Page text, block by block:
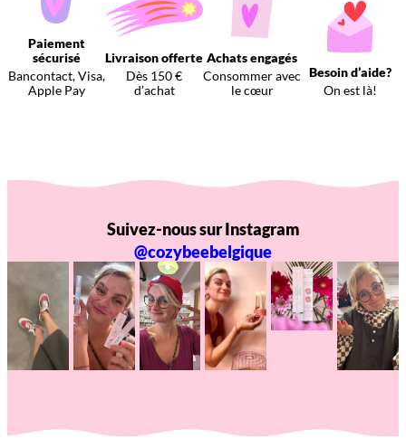
Paiement
sécurisé
Bancontact, Visa,
Apple Pay
Livraison offerte
Dès 150 €
d’achat
Achats engagés
Consommer avec
le cœur
Besoin d’aide?
On est là!
Suivez-nous sur Instagram
@cozybeebelgique